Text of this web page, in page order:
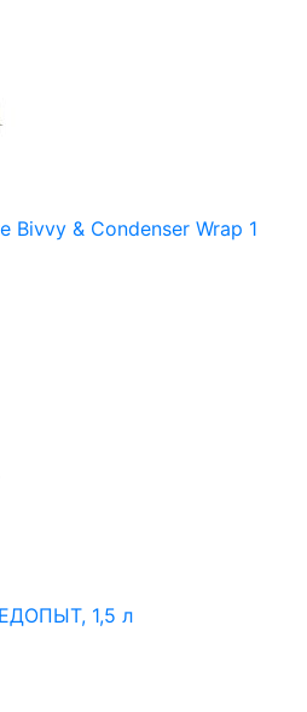
Bivvy & Condenser Wrap 1
1,5 л